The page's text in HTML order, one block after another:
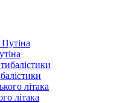
літака